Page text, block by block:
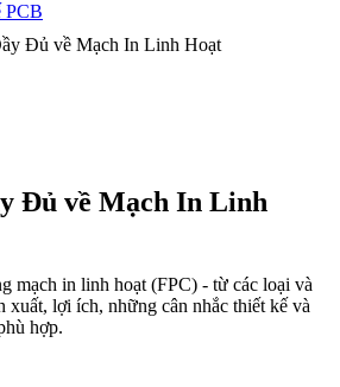
PCB
Đủ về Mạch In Linh Hoạt
Đủ về Mạch In Linh
mạch in linh hoạt (FPC) - từ các loại và
xuất, lợi ích, những cân nhắc thiết kế và
hợp.